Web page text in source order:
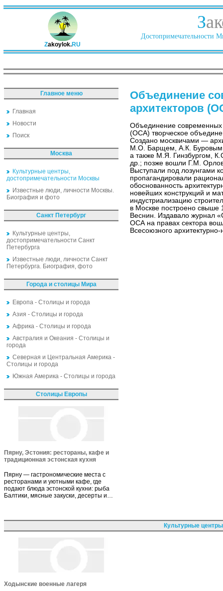
Zakoylok.RU
З
Достопримечательности
Главное меню
Главная
Новости
Поиск
Москва
Культурные центры,
достопримечательности Москвы
Известные люди, личности Москвы.
Биография и фото
Санкт Петербург
Культурные центры,
достопримечательности Санкт
Петербурга
Известные люди, личности Санкт
Петербурга. Биография, фото
Города и столицы Мира
Европа - Столицы и города
Азия - Столицы и города
Африка - Столицы и города
Австралия и Океания - Столицы и
города
Северная и Центральная Америка -
Столицы и города
Южная Америка - Столицы и города
Столицы Европы
Пярну, Эстония: рестораны, кафе и
традиционная эстонская кухня
Пярну — гастрономические места с
ресторанами и уютными кафе, где
подают блюда эстонской кухни: рыба
Балтики, мясные закуски, десерты и…
Объединение
архитекторов
Объединение современных
(ОСА) творческое
Создано москвичами —
М.О. Барщем, А.К.
а также М.Я. Гинзбургом,
др.; позже вошли Г.М.
Выступали под лозунгами
пропагандировали
обоснованность
новейших конструкций и
индустриализацию
в Москве построено
Веснин. Издавало журнал
ОСА на правах сектора
Всесоюзного
Культурные
Ходынские военные лагеря